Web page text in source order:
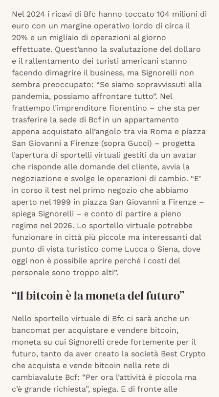
Nel 2024 i ricavi di Bfc hanno toccato 104 milioni di
euro con un margine operativo lordo di circa il
20% e un migliaio di operazioni al giorno
effettuate. Quest’anno la svalutazione del dollaro
e il rallentamento dei turisti americani stanno
facendo dimagrire il business, ma Signorelli non
sembra preoccupato: “Se siamo sopravvissuti alla
pandemia, possiamo affrontare tutto”. Nel
frattempo l’imprenditore fiorentino – che sta per
trasferire la sede di Bcf in un appartamento
appena acquistato all’angolo tra via Roma e piazza
San Giovanni a Firenze (sopra Gucci) – progetta
l’apertura di sportelli virtuali gestiti da un avatar
che risponde alle domande del cliente, avvia la
negoziazione e svolge le operazioni di cambio. “E’
in corso il test nel primo negozio che abbiamo
aperto nel 1999 in piazza San Giovanni a Firenze –
spiega Signorelli – e conto di partire a pieno
regime nel 2026. Lo sportello virtuale potrebbe
funzionare in città più piccole ma interessanti dal
punto di vista turistico come Lucca o Siena, dove
oggi non è possibile aprire perché i costi del
personale sono troppo alti”.
“Il bitcoin è la moneta del futuro”
Nello sportello virtuale di Bfc ci sarà anche un
bancomat per acquistare e vendere bitcoin,
moneta su cui Signorelli crede fortemente per il
futuro, tanto da aver creato la società Best Crypto
che acquista e vende bitcoin nella rete di
cambiavalute Bcf: “Per ora l’attività è piccola ma
c’è grande richiesta”, spiega. E di fronte alle